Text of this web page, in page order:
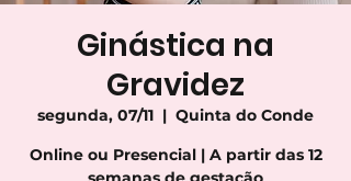
Ginástica na
Gravidez
segunda, 07/11
  |
Quinta do Conde
Online ou Presencial | A partir das 12